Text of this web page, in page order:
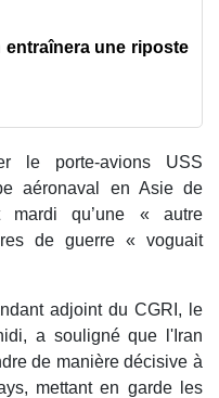
entraînera une riposte
le porte-avions USS
aéronaval en Asie de
mardi qu’une « autre
de guerre « voguait
adjoint du CGRI, le
a souligné que l'Iran
de manière décisive à
mettant en garde les